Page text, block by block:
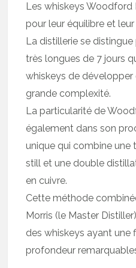
Les whiskeys Woodford
pour leur équilibre et
La distillerie se
très longues de 7 jours
whiskeys de développer
grande complexité.
La particularité de
également dans son
unique qui combine
still et une double
en cuivre.
Cette méthode
Morris (le Master
des whiskeys ayant une
profondeur